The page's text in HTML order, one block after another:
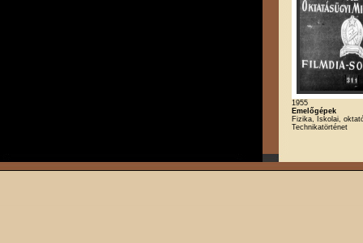
1955
Emelőgépek
Fizika, Iskolai,
Technikatörténet